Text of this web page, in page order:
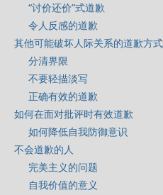
“讨价还价”式道歉
令人反感的道歉
其他可能破坏人际关系的道歉方式
分清界限
不要轻描淡写
正确有效的道歉
如何在面对批评时有效道歉
如何降低自我防御意识
不会道歉的人
完美主义的问题
自我价值的意义